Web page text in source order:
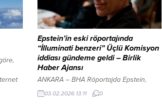
Epstein’in eski röportajında
“İlluminati benzeri” Üçlü Komisyon
iddiası gündeme geldi – Birlik
Haber Ajansı
ANKARA – BHA Röportajda Epstein,
ABD’li milyarder David Rockefeller’in
Kuzey Amerika, Avrupa ve Asya’dan
03.02.2026 13:11 0